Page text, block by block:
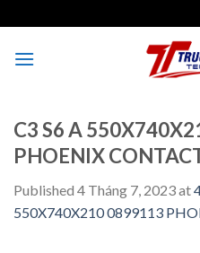
to
content
C3 S6 A
PHOENIX
Published 4 Tháng 7, 2023at
550X740X210 0899113